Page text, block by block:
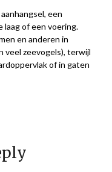
een
laag of een voering.
en anderen in
veel zeevogels), terwijl
of in gaten